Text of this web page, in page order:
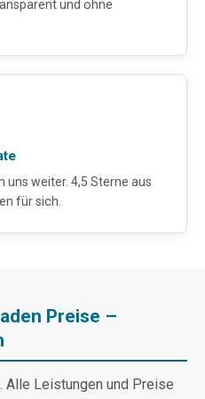
und ohne
uns weiter. 4,5 Sterne aus
für sich.
Preise –
Alle Leistungen und Preise